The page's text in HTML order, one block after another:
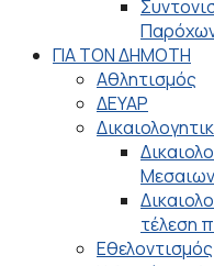
ΓΙΑ ΤΟΝ ΔΗΜΟΤΗ
Αθλητισμός
ΔΕΥΑΡ
τέλεση
Εθελοντισμός